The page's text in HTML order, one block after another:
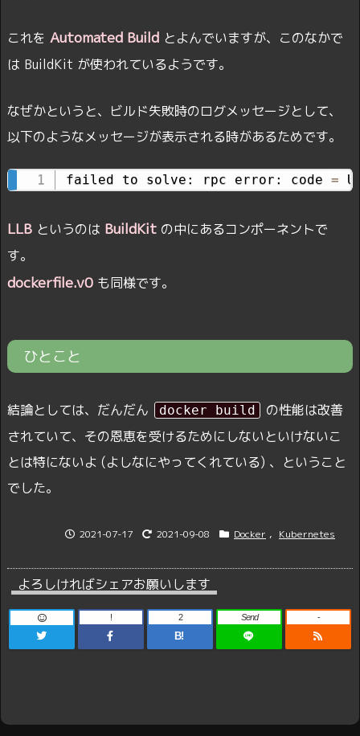
これを Automated Build とよんでいますが、このなかで
は BuildKit が使われているようです。
なぜかというと、ビルド失敗時のログメッセージとして、
以下のようなメッセージが表示される時があるためです。
failed to solve: rpc error: code =
LLB というのは BuildKit の中にあるコンポーネントで
す。
dockerfile.v0 も同様です。
ひとこと
結論としては、だんだん docker build
の性能は改善
されていて、その恩恵を受けるためにしないといけないこ
とは特にないよ (よしなにやってくれている) 、ということ
でした。
2021-07-17 2021-09-08 Docker , Kubernetes
よろしければシェアお願いします
!
B!
2 Send -